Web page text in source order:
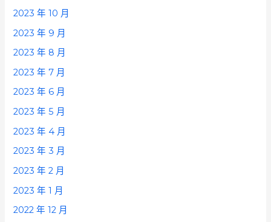
2023 年 10 月
2023 年 9 月
2023 年 8 月
2023 年 7 月
2023 年 6 月
2023 年 5 月
2023 年 4 月
2023 年 3 月
2023 年 2 月
2023 年 1 月
2022 年 12 月